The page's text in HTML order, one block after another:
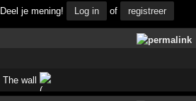
Deel je mening! Log in of registreer
The wall